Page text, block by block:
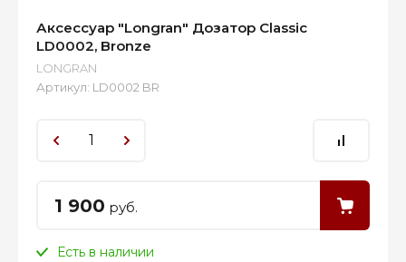
Аксессуар "Longran" Дозатор Classic
LD0002, Bronze
LONGRAN
Артикул: LD0002 BR
1 900 руб.
Есть в наличии